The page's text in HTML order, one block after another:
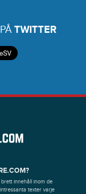
TWITTER
innehåll inom de
texter varje